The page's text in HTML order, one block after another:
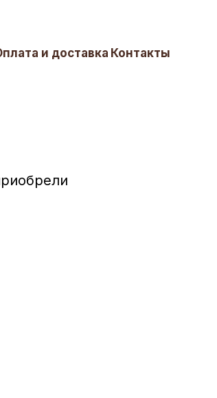
и доставка Контакты